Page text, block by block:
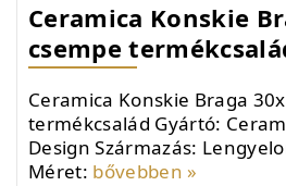
Ceramica Konskie
csempe
Ceramica Konskie Braga
termékcsalád Gyártó:
Design Származás:
Méret: bővebben »